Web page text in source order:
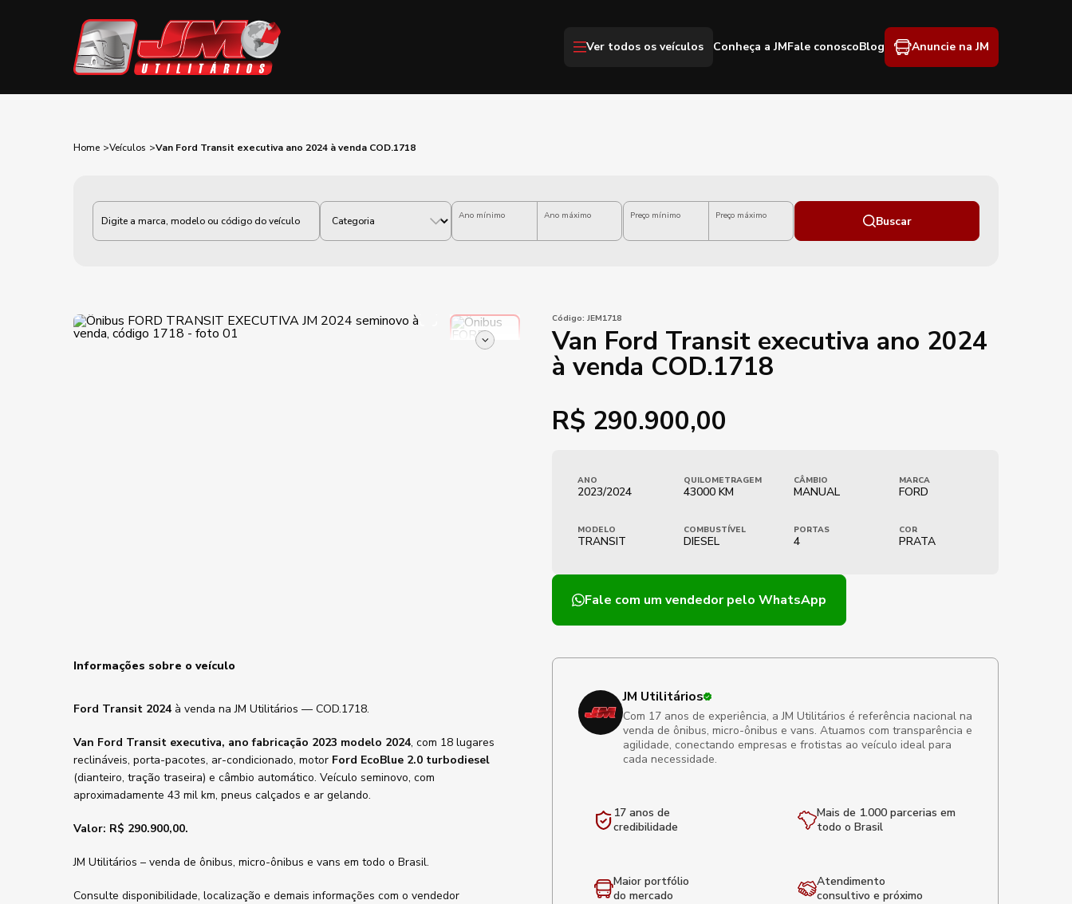
Ver todos os veículos Conheça a JMFale conoscoBlog Anuncie na JM
Home Veículos Van Ford Transit executiva ano 2024 à venda COD.1718
Categoria Ano mínimo Ano máximo Preço mínimo Preço máximo Buscar
Código: JEM1718
Van Ford Transit executiva ano 2024
à venda COD.1718
R$ 290.900,00
ANO
2023/2024
QUILOMETRAGEM
43000 KM
CÂMBIO
MANUAL
MARCA
FORD
MODELO
TRANSIT
COMBUSTÍVEL
DIESEL
PORTAS
4
COR
PRATA
Fale com um vendedorpelo WhatsApp
Informações sobre o veículo
Ford Transit 2024 à venda na JM Utilitários — COD.1718.
Van Ford Transit executiva, ano fabricação 2023 modelo 2024, com 18 lugares
reclináveis, porta-pacotes, ar-condicionado, motor Ford EcoBlue 2.0 turbodiesel
(dianteiro, tração traseira) e câmbio automático. Veículo seminovo, com
aproximadamente 43 mil km, pneus calçados e ar gelando.
Valor: R$ 290.900,00.
JM Utilitários – venda de ônibus, micro-ônibus e vans em todo o Brasil.
Consulte disponibilidade, localização e demais informações com o vendedor
JM Utilitários
Com 17 anos de experiência, a JM Utilitários é referência nacional na
venda de ônibus, micro-ônibus e vans. Atuamos com transparência e
agilidade, conectando empresas e frotistas ao veículo ideal para
cada necessidade.
17 anos de
credibilidade
Mais de 1.000 parcerias em
todo o Brasil
Maior portfólio
do mercado
Atendimento
consultivo e próximo